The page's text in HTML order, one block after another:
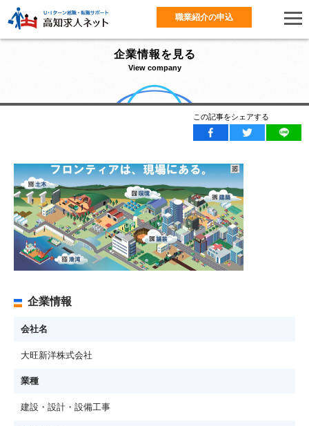
職業紹介の申込
企業情報を見る
View company
この記事をシェアする
企業情報
会社名
大旺新洋株式会社
業種
建設・設計・設備工事